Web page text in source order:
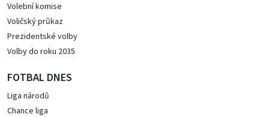
Volební komise
Voličský průkaz
Prezidentské volby
Volby do roku 2035
FOTBAL DNES
Liga národů
Chance liga